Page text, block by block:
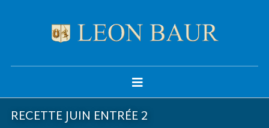
RECETTE JUIN ENTRÉE 2